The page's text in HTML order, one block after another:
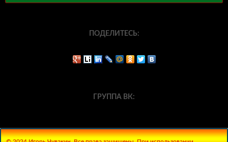
ПОДЕЛИТЕСЬ:
ГРУППА ВК: